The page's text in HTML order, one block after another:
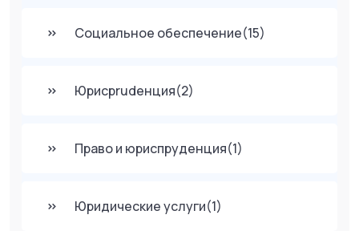
Социальное обеспечение(15)
Юрисprudенция(2)
Право и юриспруденция(1)
Юридические услуги(1)